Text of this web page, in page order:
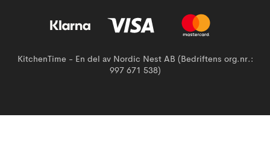
KitchenTime - En del av Nordic Nest AB (Bedriftens org.nr.:
997 671 538)